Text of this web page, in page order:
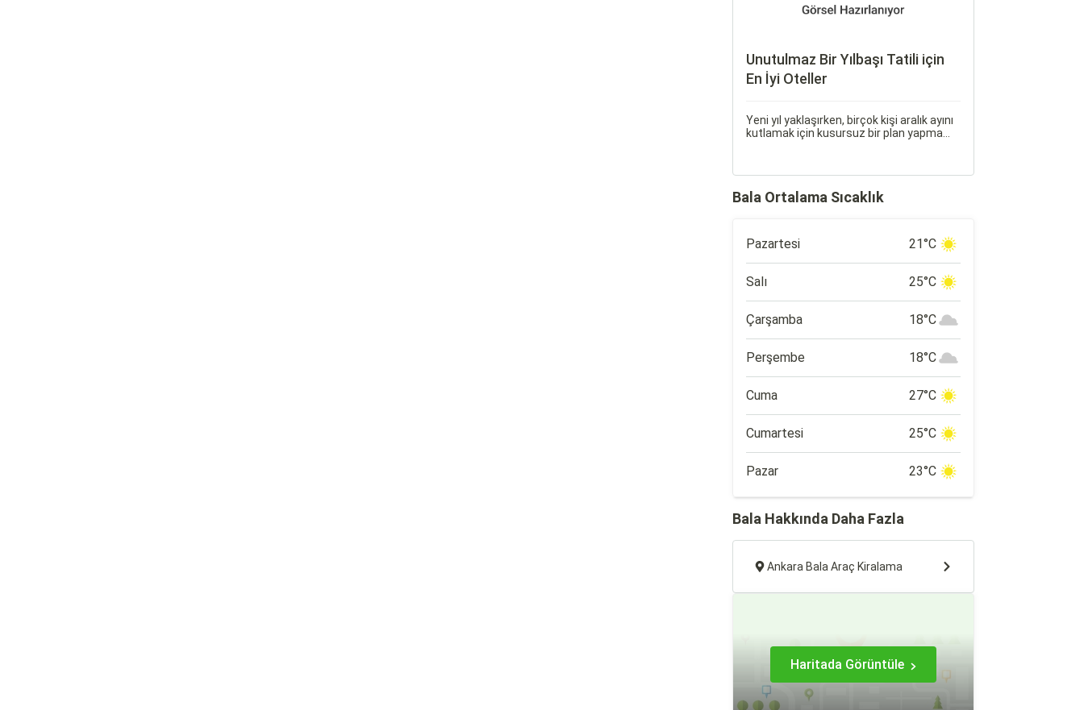
Unutulmaz Bir Yılbaşı Tatili için
En İyi Oteller
Yeni yıl yaklaşırken, birçok kişi aralık ayını
kutlamak için kusursuz bir plan yapma
Bala Ortalama Sıcaklık
Pazartesi 21°C
Salı 25°C
Çarşamba 18°C
Perşembe 18°C
Cuma 27°C
Cumartesi 25°C
Pazar 23°C
Bala Hakkında Daha Fazla
Ankara Bala Araç Kiralama
Haritada Görüntüle